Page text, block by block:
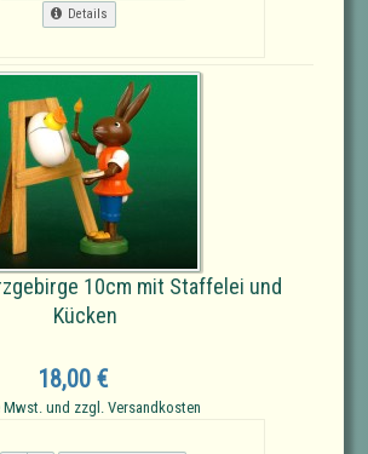
Details
10cm mit Staffelei und
Kücken
18,00 €
und zzgl. Versandkosten